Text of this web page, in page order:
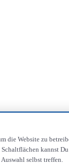
die Website zu
Schaltflächen kannst
selbst treffen.